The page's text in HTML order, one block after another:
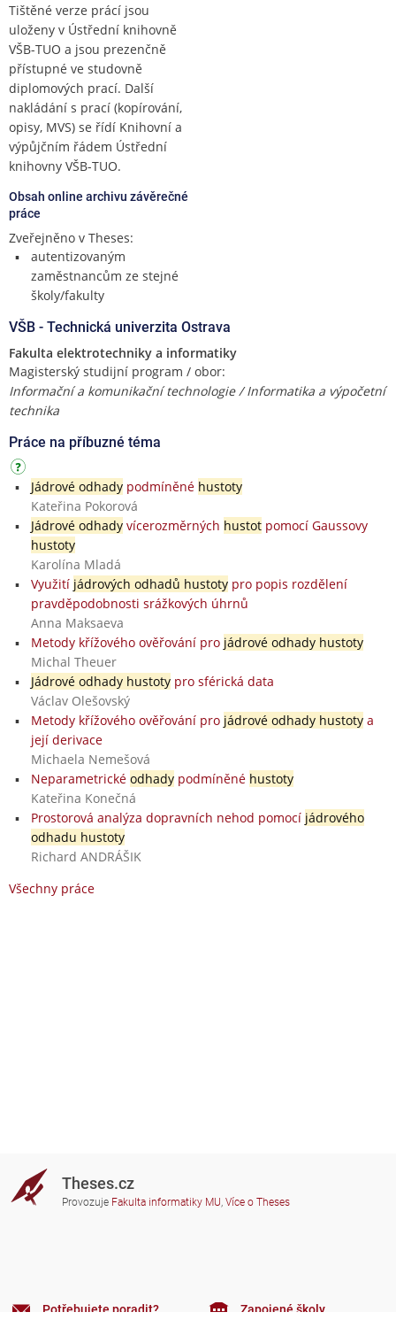
Tištěné verze prácí jsou
uloženy v Ústřední knihovně
VŠB-TUO a jsou prezenčně
přístupné ve studovně
diplomových prací. Další
nakládání s prací (kopírování,
opisy, MVS) se řídí Knihovní a
výpůjčním řádem Ústřední
knihovny VŠB-TUO.
Obsah online archivu závěrečné
práce
Zveřejněno v Theses:
autentizovaným
zaměstnancům ze stejné
školy/fakulty
VŠB - Technická univerzita Ostrava
Fakulta elektrotechniky a informatiky
Magisterský studijní program / obor:
Informační a komunikační technologie / Informatika a výpočetní
technika
Práce na příbuzné téma
Jádrové odhadypodmíněné hustoty
Kateřina Pokorová
Jádrové odhadyvícerozměrných hustotpomocí Gaussovy
hustoty
Karolína Mladá
Využití jádrových odhadů hustotypro popis rozdělení
pravděpodobnosti srážkových úhrnů
Anna Maksaeva
Metody křížového ověřování pro jádrové odhady hustoty
Michal Theuer
Jádrové odhady hustotypro sférická data
Václav Olešovský
Metody křížového ověřování pro jádrové odhady hustotya
její derivace
Michaela Nemešová
Neparametrické odhadypodmíněné hustoty
Kateřina Konečná
Prostorová analýza dopravních nehod pomocí jádrového
odhadu hustoty
Richard ANDRÁŠIK
Všechny práce
Theses.cz
Provozuje Fakulta informatiky MU, Více o Theses
Potřebujete poradit? Zapojené školy